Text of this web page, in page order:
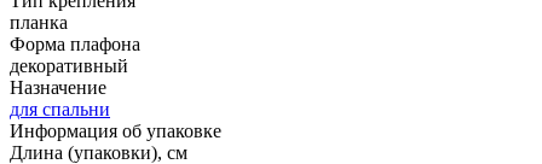
планка
Форма плафона
декоративный
Назначение
для спальни
Информация об упаковке
Длина (упаковки), см